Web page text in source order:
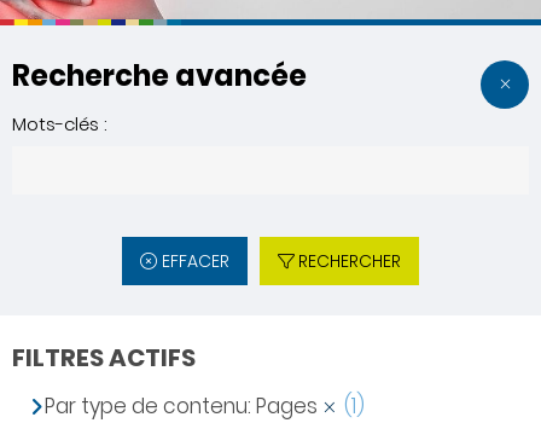
Recherche avancée
Mots-clés :
EFFACER RECHERCHER
FILTRES ACTIFS
Par type de contenu: Pages
(1)